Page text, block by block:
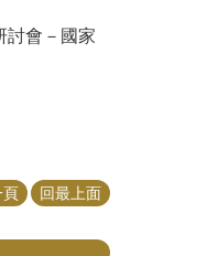
討會－國家
頁 回最上面